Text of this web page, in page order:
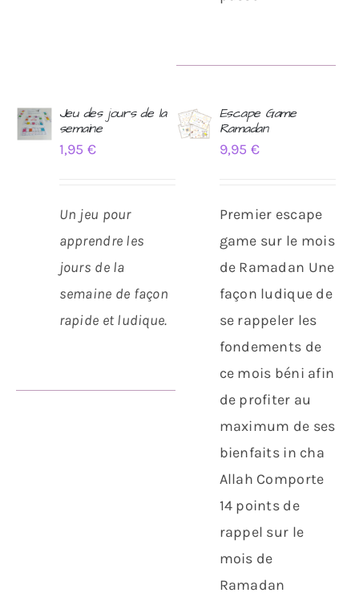
AJOUTER
Jeu des jours de la
semaine
1,95€
Un jeu pour
apprendre les
jours de la
semaine de façon
rapide et ludique.
AJOUTER
Escape Game
Ramadan
9,95 €
Premier escape
game sur le mois
de Ramadan Une
façon ludique de
se rappeler les
fondements de
ce mois béni afin
de profiter au
maximum de ses
bienfaits in cha
Allah Comporte
14 points de
rappel sur le
mois de
Ramadan